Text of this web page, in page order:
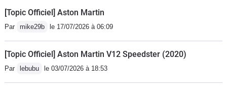
[Topic Officiel] Aston Martin
Par mike29b le 17/07/2026 à 06:09
[Topic Officiel] Aston Martin V12 Speedster (2020)
Par lebubu le 03/07/2026 à 18:53